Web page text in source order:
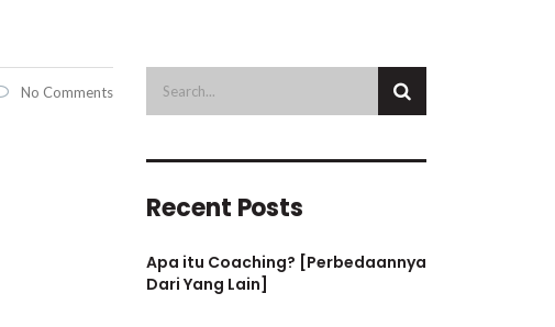
No Comments
Recent Posts
Apa itu Coaching? [Perbedaannya
Dari Yang Lain]